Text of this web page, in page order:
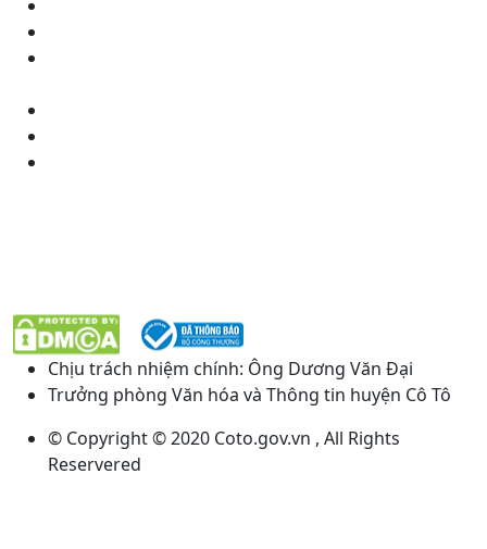
Chịu trách nhiệm chính: Ông Dương Văn Đại
Trưởng phòng Văn hóa và Thông tin huyện Cô Tô
© Copyright © 2020 Coto.gov.vn , All Rights
Reservered